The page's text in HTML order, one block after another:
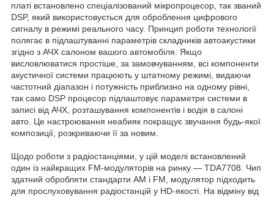
платі встановлено спеціалізований мікропроцесор, так званий
DSP, який використовується для оброблення цифрового
сигналу в режимі реального часу. Принцип роботи технології
полягає в підлаштуванні параметрів складників автоакустики
згідно з АЧХ салоном вашого автомобіля. Якщо
висловлюватися простіше, за замовчуванням, всі компоненти
акустичної системи працюють у штатному режимі, видаючи
частотний діапазон і потужність приблизно на одному рівні,
так само DSP процесор підлаштовує параметри системи в
записі від АЧХ, розташування компонентів і водія в салоні
авто. Це настроювання неабияк покращує звучання будь-якої
композиції, розкриваючи її за новим.
Щодо роботи з радіостанціями, у цій моделі встановлений
один із найкращих FM-модуляторів на ринку — TDA7708. Чип
здатний обробляти стандарти AM і FM, модулятор підходить
для прослуховування радіостанцій у HD-якості. На відміну від